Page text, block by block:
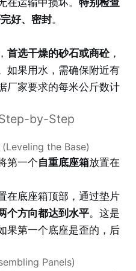
在运输中损坏。特别检查
好、密封。
首选干燥的砂石或商砼，
如果用水，需确保附近有
厂家要求的每米公斤数计
by-Step
(Leveling the Base)
第一个自重底座箱放置在
在底座箱顶部，通过垫片
个方向都达到水平。这是
果第一个底座是歪的，后
Panels)